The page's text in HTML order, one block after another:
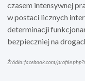
czasem intensywnej
w postaci licznych
determinacji
bezpieczniej na
Źródło: facebook.com/